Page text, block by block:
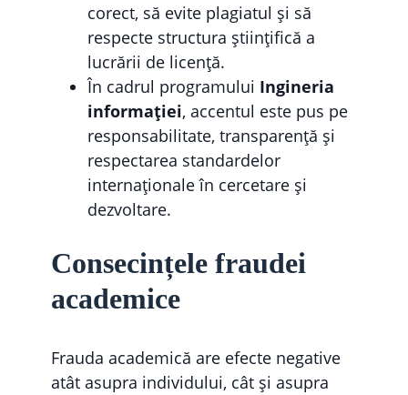
corect, să evite plagiatul și să
respecte structura științifică a
lucrării de licență.
În cadrul programului Ingineria
informației, accentul este pus pe
responsabilitate, transparență și
respectarea standardelor
internaționale în cercetare și
dezvoltare.
Consecințele fraudei
academice
Frauda academică are efecte negative
atât asupra individului, cât și asupra